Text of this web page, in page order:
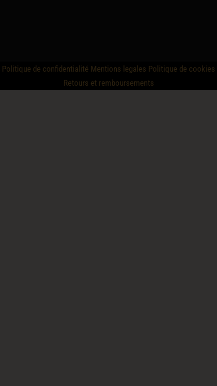
Politique de confidentialité Mentions legales Politique de cookies
Retours et remboursements